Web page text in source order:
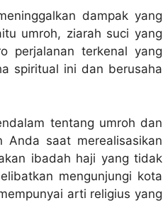
dampak yang
umroh, ziarah suci yang
perjalanan terkenal yang
spiritual ini dan berusaha
tentang umroh dan
Anda saat merealisasikan
ibadah haji yang tidak
mengunjungi kota
arti religius yang